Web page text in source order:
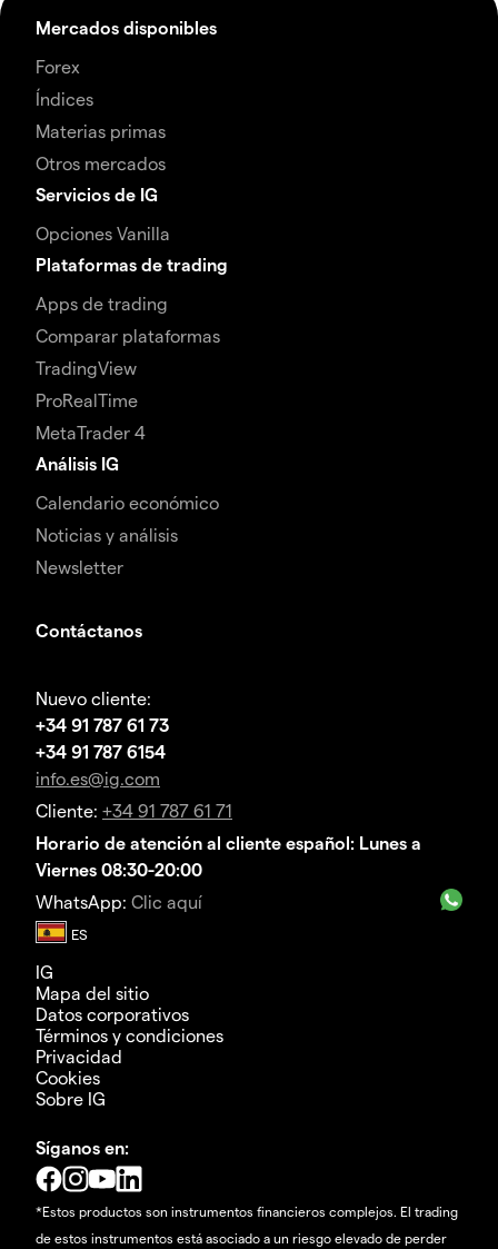
Mercados disponibles
Forex
Índices
Materias primas
Otros mercados
Servicios de IG
Opciones Vanilla
Plataformas de trading
Apps de trading
Comparar plataformas
TradingView
ProRealTime
MetaTrader 4
Análisis IG
Calendario económico
Noticias y análisis
Newsletter
Contáctanos
Nuevo cliente:
+34 91 787 61 73
+34 91 787 6154
info.es@ig.com
Cliente: +34 91 787 61 71
Horario de atención al cliente español: Lunes a
Viernes 08:30-20:00
WhatsApp: Clic aquí
IG
Mapa del sitio
Datos corporativos
Términos y condiciones
Privacidad
Cookies
Sobre IG
Síganos en:
*Estos productos son instrumentos financieros complejos. El trading
de estos instrumentos está asociado a un riesgo elevado de perder